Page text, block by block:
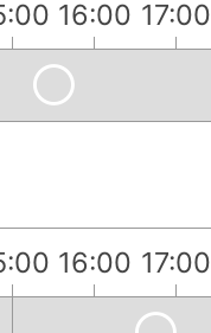
16:00 17:00
16:00 17:00